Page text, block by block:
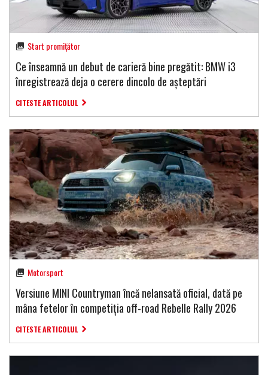
Start promițător
Ce înseamnă un debut de carieră bine pregătit: BMW i3
înregistrează deja o cerere dincolo de așteptări
CITESTE ARTICOLUL
Motorsport
Versiune MINI Countryman încă nelansată oficial, dată pe
mâna fetelor în competiția off-road Rebelle Rally 2026
CITESTE ARTICOLUL